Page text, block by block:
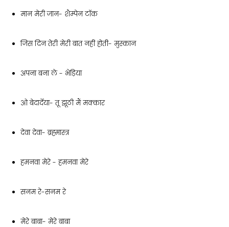
मान मेरी जान- शैम्पेन टॉक
जिस दिन तेरी मेरी बात नहीं होती- मुस्कान
अपना बना ले - भेड़िया
ओ बेदार्देया- तू झूठी मैं मक्कार
देवा देवा- ब्रह्मास्त्र
हमनवा मेरे - हमनवा मेरे
सनम रे-सनम रे
मेरे बाबा- मेरे बाबा